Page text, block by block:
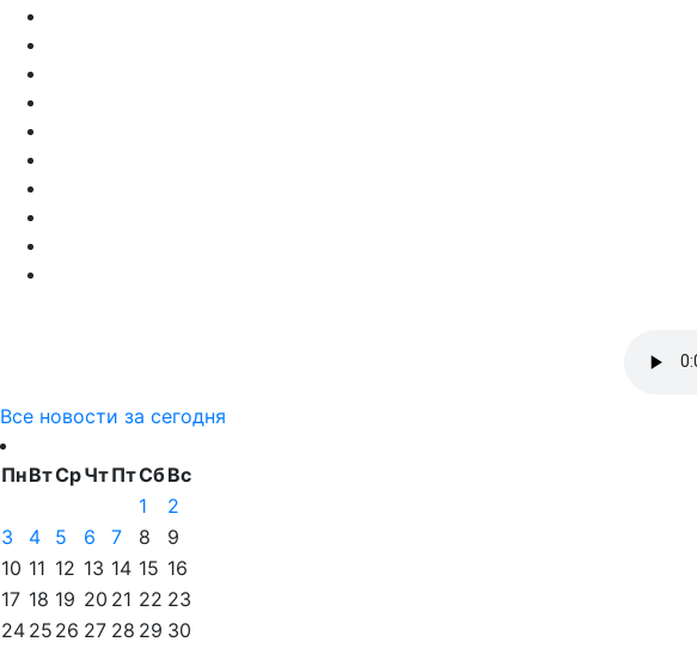
Все новости за сегодня
ПнВтСрЧтПтСбВс
1
2
3
4 5 6 7 8
9
10 11 12 13 14 15 16
17 18 19 20 21 22 23
24 25 26 27 28 29 30